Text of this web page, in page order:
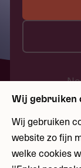
Wij gebruiken
Wij gebruiken
website zo fijn
welke cookies